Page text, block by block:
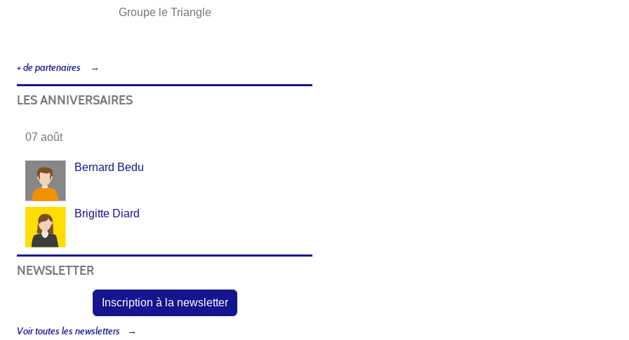
+ de partenaires
LES ANNIVERSAIRES
07 août
Bernard Bedu
Brigitte Diard
NEWSLETTER
Inscription à la newsletter
Voir toutes les newsletters